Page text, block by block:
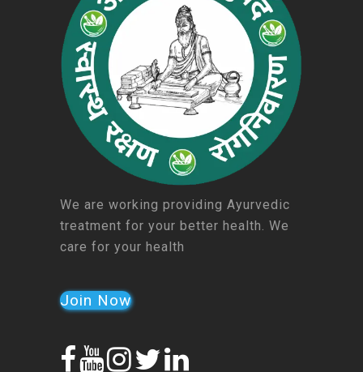
We are working providing Ayurvedic
treatment for your better health. We
care for your health
Join Now